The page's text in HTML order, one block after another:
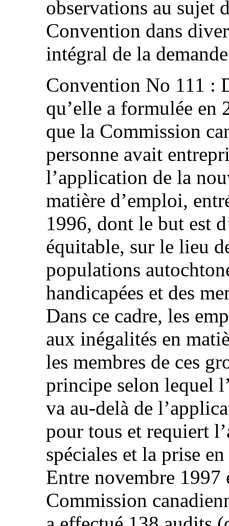
observations au sujet
Convention dans
intégral de la
Convention No 111 :
qu’elle a formulée en
que la Commission
personne avait
l’application de la
matière d’emploi,
1996, dont le but est
équitable, sur le lieu
populations
handicapées et des
Dans ce cadre, les
aux inégalités en
les membres de ces
principe selon lequel
va au-delà de
pour tous et requiert
spéciales et la prise
Entre novembre 1997
Commission